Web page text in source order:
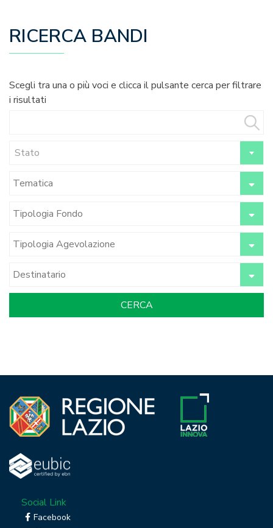
RICERCA BANDI
Scegli tra una o più voci e clicca il pulsante cerca per filtrare
i risultati
Stato
Social Link
Facebook